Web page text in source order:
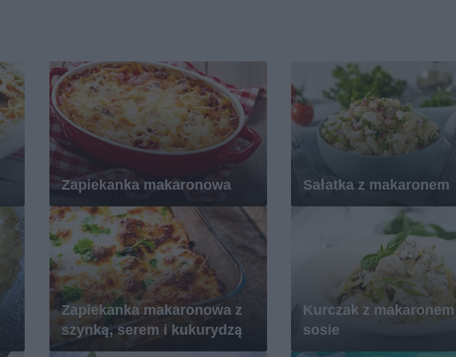
Zapiekanka makaronowa Sałatka z makaronem
Zapiekanka makaronowa z
szynką, serem i kukurydzą
Kurczak z
sosie